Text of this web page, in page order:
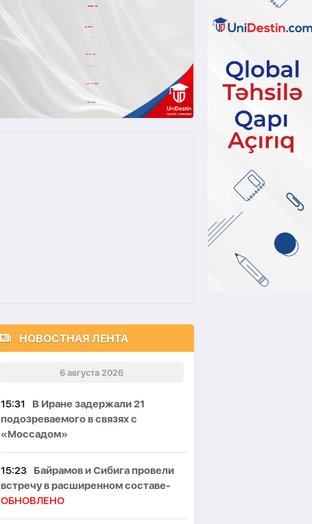
НОВОСТНАЯ ЛЕНТА
6 августа 2026
15:31
В Иране задержали 21
подозреваемого в связях с
«Моссадом»
15:23
Байрамов и Сибига провели
встречу в расширенном составе-
ОБНОВЛЕНО